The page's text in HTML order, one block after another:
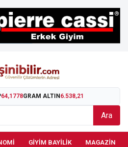
64,1778GRAM ALTIN 6.538,21
Ara
GIYIM BAYILIK MAGAZIN